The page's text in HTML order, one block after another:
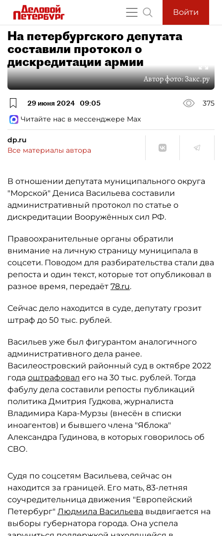
Войти
На петербургского депутата
составили протокол о
дискредитации армии
Автор фото:Закс.ру
29 июня 2024 09:05
375
Читайте нас в мессенджере Max
dp.ru
Все материалы автора
В отношении депутата муниципального округа
"Морской" Дениса Васильева составили
административный протокол по статье о
дискредитации Вооружённых сил РФ.
Правоохранительные органы обратили
внимание на личную страницу муниципала в
соцсети. Поводом для разбирательства стали два
репоста и один текст, которые тот опубликовал в
разное время, передаёт 78.ru.
Сейчас дело находится в суде, депутату грозит
штраф до 50 тыс. рублей.
Васильев уже был фигурантом аналогичного
административного дела ранее.
Василеостровский районный суд в октябре 2022
года оштрафовал его на 30 тыс. рублей. Тогда
фабулу дела составили репосты публикаций
политика Дмитрия Гудкова, журналиста
Владимира Кара-Мурзы (внесён в списки
иноагентов) и бывшего члена "Яблока"
Александра Гудинова, в которых говорилось об
СВО.
Судя по соцсетям Васильева, сейчас он
находится за границей. Его мать, 83-летняя
соучредительница движения "Европейский
Петербург" Людмила Васильева выдвигается на
выборы губернатора города. Она успела